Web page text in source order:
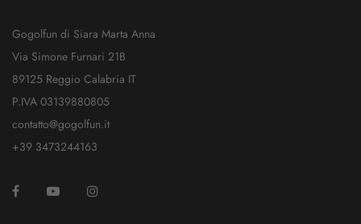
Gogolfun di Siara Marta Anna
Via Simone Furnari 21B
89125 Reggio Calabria IT
P.IVA 03139880805
contatto@gogolfun.it
+39 3473244163
Facebook YouTube